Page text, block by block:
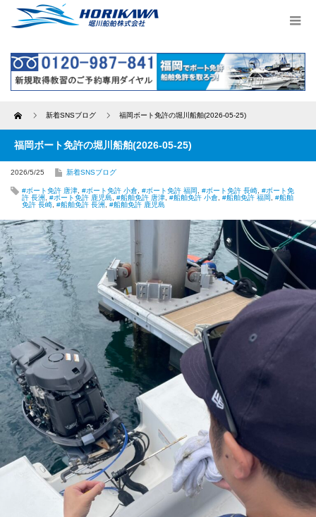
Home 新着SNSブログ 福岡ボート免許の堀川船舶(2026-05-25)
福岡ボート免許の堀川船舶(2026-05-25)
2026/5/25 新着SNSブログ
#ボート免許 唐津 #ボート免許 小倉 #ボート免許 福岡 #ボート免許 長崎 #ボート免
許 長洲
#ボート免許 鹿児島 #船舶免許 唐津 #船舶免許 小倉 #船舶免許 福岡
#船舶
免許 長崎 #船舶免許 長洲 #船舶免許 鹿児島